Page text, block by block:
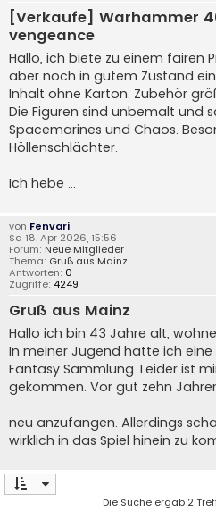
[Verkaufe] Warhammer
vengeance
Hallo, ich biete zu einem fairen
aber noch in gutem Zustand
Inhalt ohne Karton. Zubehör
Die Figuren sind unbemalt und
Spacemarines und Chaos.
Höllenschlächter.
Ich hebe ...
von Fenvari
Sa 18. Apr 2026, 15:56
Forum: Neue Mitglieder
Thema: Gruß aus Mainz
Antworten: 0
Zugriffe: 4249
Gruß aus Mainz
Hallo ich bin 43 Jahre alt,
In meiner Jugend hatte ich
Fantasy Sammlung. Leider ist
gekommen. Vor gut zehn
neu anzufangen. Allerdings
wirklich in das Spiel hinein zu
Die Suche ergab 2